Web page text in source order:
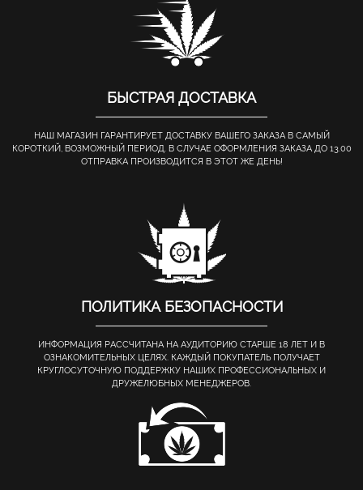
БЫСТРАЯ ДОСТАВКА
НАШ МАГАЗИН ГАРАНТИРУЕТ ДОСТАВКУ ВАШЕГО ЗАКАЗА В САМЫЙ
КОРОТКИЙ, ВОЗМОЖНЫЙ ПЕРИОД. В СЛУЧАЕ ОФОРМЛЕНИЯ ЗАКАЗА ДО 13.00
ОТПРАВКА ПРОИЗВОДИТСЯ В ЭТОТ ЖЕ ДЕНЬ!
ПОЛИТИКА БЕЗОПАСНОСТИ
ИНФОРМАЦИЯ РАССЧИТАНА НА АУДИТОРИЮ СТАРШЕ 18 ЛЕТ И В
ОЗНАКОМИТЕЛЬНЫХ ЦЕЛЯХ. КАЖДЫЙ ПОКУПАТЕЛЬ ПОЛУЧАЕТ
КРУГЛОСУТОЧНУЮ ПОДДЕРЖКУ НАШИХ ПРОФЕССИОНАЛЬНЫХ И
ДРУЖЕЛЮБНЫХ МЕНЕДЖЕРОВ.